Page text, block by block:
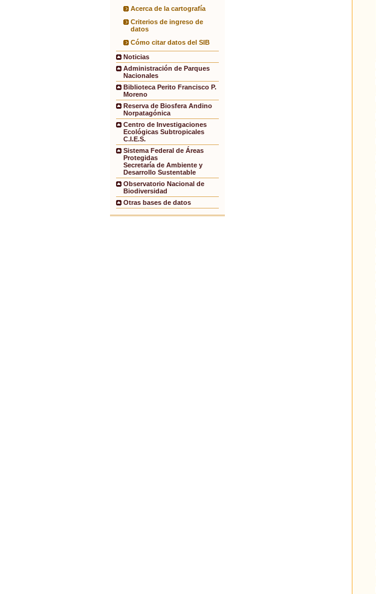
Acerca de la cartografía
Criterios de ingreso de
datos
Cómo citar datos del SIB
Noticias
Administración de Parques
Nacionales
Biblioteca Perito Francisco P.
Moreno
Reserva de Biosfera Andino
Norpatagónica
Centro de Investigaciones
Ecológicas Subtropicales
C.I.E.S.
Sistema Federal de Áreas
Protegidas
Secretaría de Ambiente y
Desarrollo Sustentable
Observatorio Nacional de
Biodiversidad
Otras bases de datos